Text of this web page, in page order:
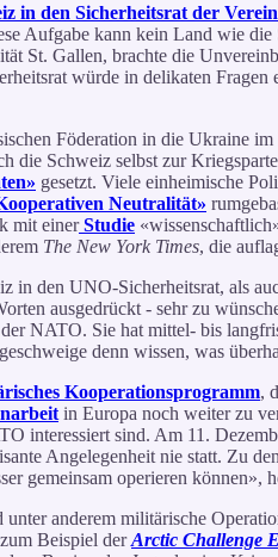
in den Sicherheitsrat der
Aufgabe kann kein Land wie
St. Gallen, brachte die
würde in delikaten
Föderation in die Ukraine
die Schweiz selbst zur
gesetzt. Viele einheimische
Neutralität»
mit einer Studie
The New York Times, die
in den UNO-Sicherheitsrat, als
ausgedrückt - sehr zu
NATO. Sie hat mittel- bis
denn wissen, was
Kooperationsprogramm,
in Europa noch weiter zu
interessiert sind. Am 11.
Angelegenheit nie statt. Zu
gemeinsam operieren können»,
unter anderem militärische
Beispiel derArctic Challenge